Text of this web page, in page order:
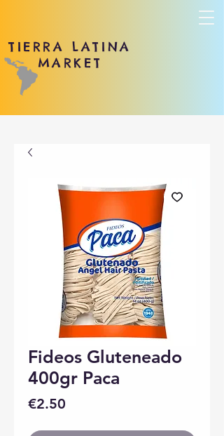
TIERRA LATINA
MARKET
Fideos Gluteneado
400gr Paca
€2.50